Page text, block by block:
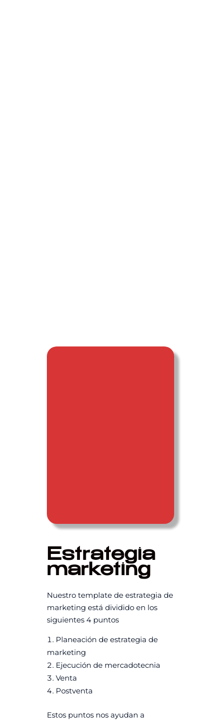
Estrategia
marketing
Nuestro template de estrategia de
marketing está dividido en los
siguientes 4 puntos
Planeación de estrategia de
marketing
Ejecución de mercadotecnia
Venta
Postventa
Estos puntos nos ayudan a